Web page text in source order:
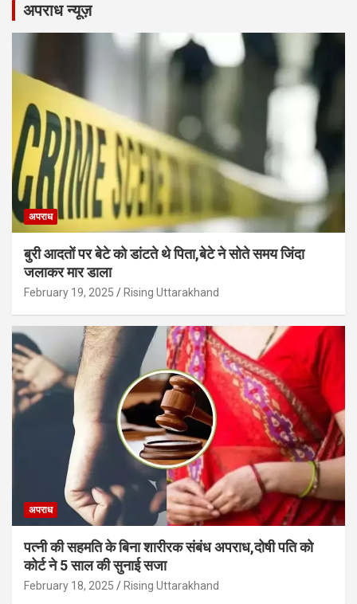
अपराध न्यूज़
अपराध
बुरी आदतों पर बेटे को डांटते थे पिता,बेटे ने सोते समय जिंदा
जलाकर मार डाला
February 19, 2025 Rising Uttarakhand
अपराध
पत्नी की सहमति के बिना शारीरक संबंध अपराध,दोषी पति को
कोर्ट ने 5 साल की सुनाई सजा
February 18, 2025 Rising Uttarakhand